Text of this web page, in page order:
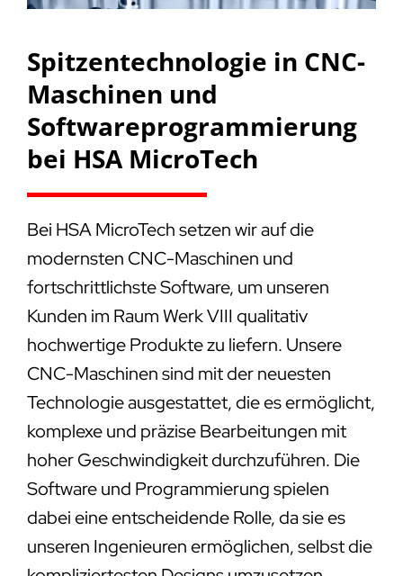
Spitzentechnologie in CNC-
Maschinen und
Softwareprogrammierung
bei HSA MicroTech
Bei HSA MicroTech setzen wir auf die
modernsten CNC-Maschinen und
fortschrittlichste Software, um unseren
Kunden im Raum Werk VIII qualitativ
hochwertige Produkte zu liefern. Unsere
CNC-Maschinen sind mit der neuesten
Technologie ausgestattet, die es ermöglicht,
komplexe und präzise Bearbeitungen mit
hoher Geschwindigkeit durchzuführen. Die
Software und Programmierung spielen
dabei eine entscheidende Rolle, da sie es
unseren Ingenieuren ermöglichen, selbst die